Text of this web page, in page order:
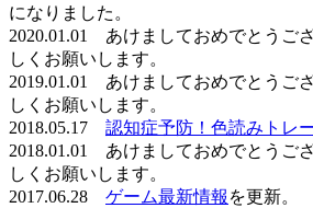
になりました。
2020.01.01 あけましておめでとうご
しくお願いします。
2019.01.01 あけましておめでとうご
しくお願いします。
2018.05.17 認知症予防！色読みトレ
2018.01.01 あけましておめでとうご
しくお願いします。
2017.06.28 ゲーム最新情報 を更新。